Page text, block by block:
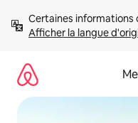
directement
Afficher la langue